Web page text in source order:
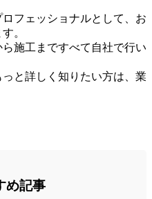
フェッショナルとして、お
。
ら施工まですべて自社で行い
と詳しく知りたい方は、業
め記事